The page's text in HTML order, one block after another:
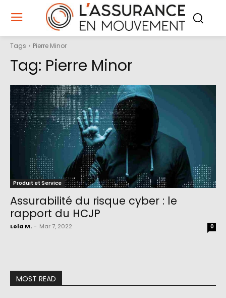
Tags Pierre Minor
Tag: Pierre Minor
Produit et Service
Assurabilité du risque cyber : le
rapport du HCJP
Lola M. Mar 7, 2022 0
MOST READ